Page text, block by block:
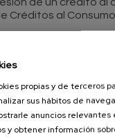
Créditos al
los contratos
de un ejemplar
establecimiento
y establecimientos
aplicable al crédito,
propias y de terceros
sus hábitos de
anuncios
y obtener información